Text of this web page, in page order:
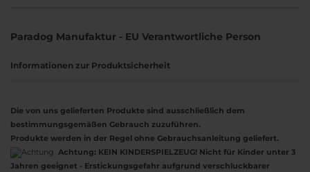
Paradog Manufaktur - EU Verantwortliche Person
Informationen zur Produktsicherheit
Die von uns gelieferten Produkte sind ausschließlich dem
bestimmungsgemäßen Gebrauch zuzuführen.
Produkte werden in der Regel ohne Gebrauchsanleitung geliefert.
Achtung: KEIN KINDERSPIELZEUG! Nicht für Kinder unter 3
Jahren geeignet - Erstickungsgefahr aufgrund verschluckbarer